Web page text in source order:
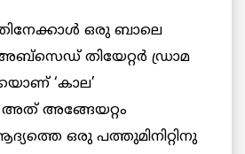
ഒരു ബാലെ
തിയേറ്റർ ഡ്രാമ
‘കാല’
അത് അങ്ങേയറ്റം
ഒരു പത്തുമിനിറ്റിനു